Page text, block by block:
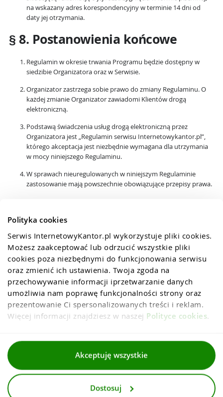
Polityka cookies
Serwis InternetowyKantor.pl wykorzystuje pliki cookies.
Możesz zaakceptować lub odrzucić wszystkie pliki
cookies poza niezbędnymi do funkcjonowania serwisu
oraz zmienić ich ustawienia. Twoja zgoda na
przechowywanie informacji iprzetwarzanie danych
umożliwia nam poprawę funkcjonalności strony oraz
prezentowanie Ci spersonalizowanych treści i reklam.
Więcej informacji znajdziesz w naszej Polityce cookies.
Akceptuję wszystkie
Dostosuj
na wskazany adres korespondencyjny w terminie 14 dni od
daty jej otrzymania.
§ 8. Postanowienia końcowe
Regulamin w okresie trwania Programu będzie dostępny w
siedzibie Organizatora oraz w Serwisie.
Organizator zastrzega sobie prawo do zmiany Regulaminu. O
każdej zmianie Organizator zawiadomi Klientów drogą
elektroniczną.
Podstawą świadczenia usług drogą elektroniczną przez
Organizatora jest „Regulamin serwisu Internetowykantor.pl”,
którego akceptacja jest niezbędnie wymagana dla utrzymania
w mocy niniejszego Regulaminu.
W sprawach nieuregulowanych w niniejszym Regulaminie
zastosowanie mają powszechnie obowiązujące przepisy prawa.
Regulaminy
Dla mediów